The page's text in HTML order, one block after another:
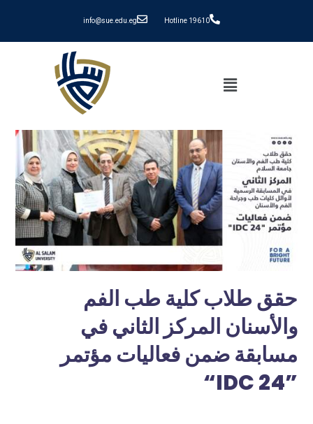
info@sue.edu.eg Hotline 19610
حقق طلاب كلية طب الفم
والأسنان المركز الثاني في
مسابقة ضمن فعاليات مؤتمر
“IDC 24”